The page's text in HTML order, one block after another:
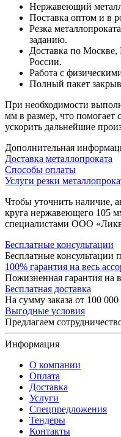
Нержавеющий
Поставка оптом и в
Резка
заданию.
Доставка по Москве,
России.
Работа с
Полный пакет
При необходимости
мм в размер, что помогает
ускорить дальнейшие
Дополнительная
Доставка металлопроката
Способы оплаты
Услуги резки
Чтобы уточнить наличие,
круга нержавеющего 105
специалистами ООО
Бесплатные консультации
Бесплатные консультации
100% гарантия на весь
Пожизненная гарантия на
Бесплатная доставка
На сумму заказа от 100 000
Выгодные условия
Предлагаем
Информация
О компании
Оплата
Доставка
Услуги
Спецпредложения
Тендеры
Контакты